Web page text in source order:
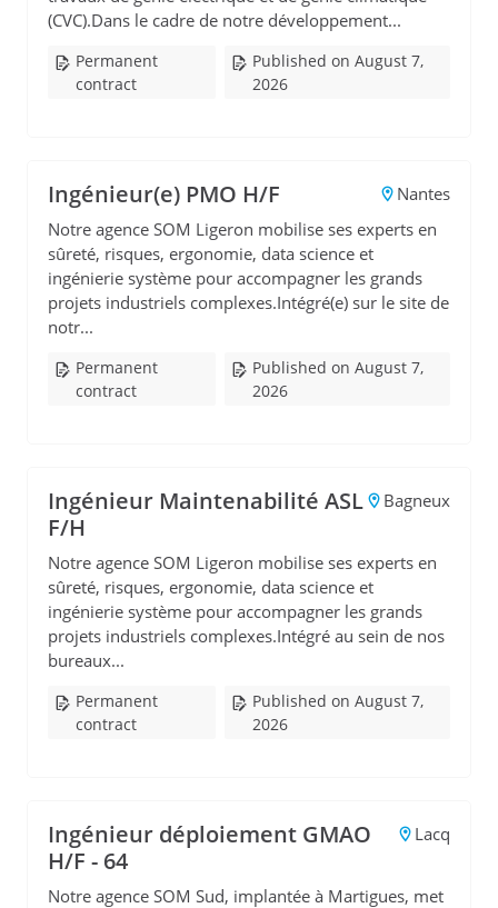
(CVC).Dans le cadre de notre développement...
Permanent
contract
Published on August 7,
2026
Ingénieur(e) PMO H/F
Nantes
Notre agence SOM Ligeron mobilise ses experts en
sûreté, risques, ergonomie, data science et
ingénierie système pour accompagner les grands
projets industriels complexes.Intégré(e) sur le site de
notr...
Permanent
contract
Published on August 7,
2026
Ingénieur Maintenabilité ASL
F/H
Bagneux
Notre agence SOM Ligeron mobilise ses experts en
sûreté, risques, ergonomie, data science et
ingénierie système pour accompagner les grands
projets industriels complexes.Intégré au sein de nos
bureaux...
Permanent
contract
Published on August 7,
2026
Ingénieur déploiement GMAO
H/F - 64
Lacq
Notre agence SOM Sud, implantée à Martigues, met